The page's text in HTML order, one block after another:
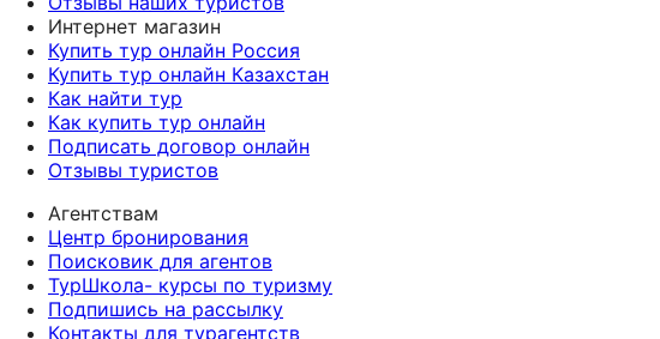
Интернет магазин
Купить тур онлайн Россия
Купить тур онлайн Казахстан
Как найти тур
Как купить тур онлайн
Подписать договор онлайн
Отзывы туристов
Агентствам
Центр бронирования
Поисковик для агентов
ТурШкола- курсы по туризму
Подпишись на рассылку
Контакты для турагентств